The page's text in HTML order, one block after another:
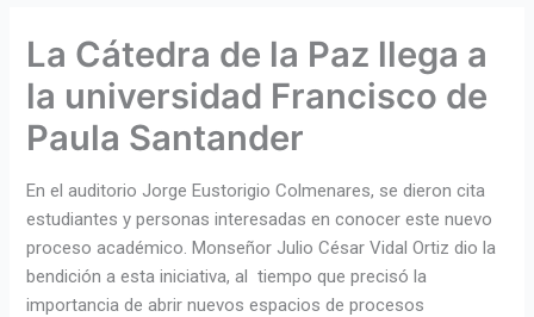
La Cátedra de la Paz llega a
la universidad Francisco de
Paula Santander
En el auditorio Jorge Eustorigio Colmenares, se dieron cita
estudiantes y personas interesadas en conocer este nuevo
proceso académico. Monseñor Julio César Vidal Ortiz dio la
bendición a esta iniciativa, al tiempo que precisó la
importancia de abrir nuevos espacios de procesos